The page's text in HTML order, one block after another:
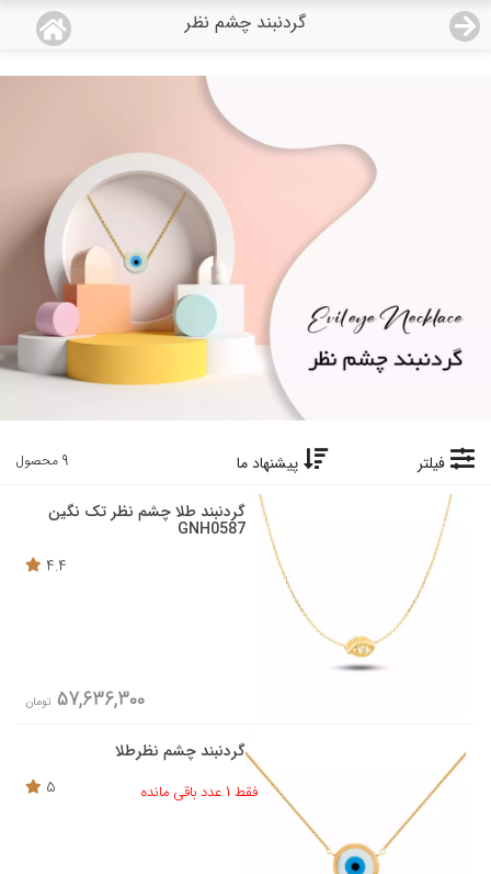
گردنبند چشم نظر
منو
دسته بندی محصولات
درباره ما
تماس با ما
فیلتر پیشنهاد ما 9 محصول
گردنبند طلا چشم نظر تک نگین
GNH0587
4.4
57,636,300 تومان
گردنبند چشم نظرطلا
فقط 1 عدد باقی مانده
5